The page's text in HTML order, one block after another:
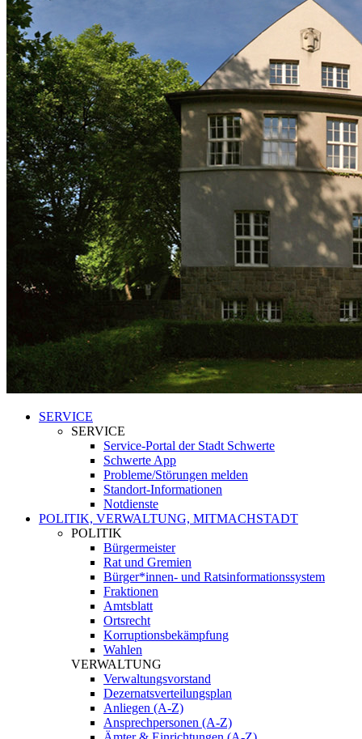
SERVICE
SERVICE
Service-Portal der Stadt Schwerte
Schwerte App
Probleme/Störungen melden
Standort-Informationen
Notdienste
POLITIK, VERWALTUNG, MITMACHSTADT
POLITIK
Bürgermeister
Rat und Gremien
Bürger*innen- und Ratsinformationssystem
Fraktionen
Amtsblatt
Ortsrecht
Korruptionsbekämpfung
Wahlen
VERWALTUNG
Verwaltungsvorstand
Dezernatsverteilungsplan
Anliegen (A-Z)
Ansprechpersonen (A-Z)